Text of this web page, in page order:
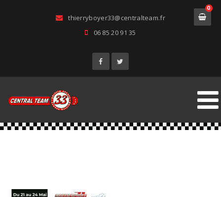
thierryboyer33@centralteam.fr
06 85 20 91 35
0